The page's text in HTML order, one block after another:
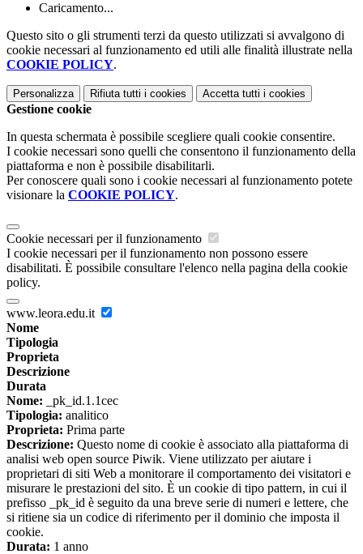
Caricamento...
Questo sito o gli strumenti terzi da questo utilizzati si avvalgono di
cookie necessari al funzionamento ed utili alle finalità illustrate nella
COOKIE POLICY.
Personalizza Rifiuta tutti i cookies Accetta tutti i cookies
Gestione cookie
In questa schermata è possibile scegliere quali cookie consentire.
I cookie necessari sono quelli che consentono il funzionamento della
piattaforma e non è possibile disabilitarli.
Per conoscere quali sono i cookie necessari al funzionamento potete
visionare la COOKIE POLICY.
Cookie necessari per il funzionamento
I cookie necessari per il funzionamento non possono essere
disabilitati. È possibile consultare l'elenco nella pagina della cookie
policy.
www.leora.edu.it
Nome
Tipologia
Proprieta
Descrizione
Durata
Nome: _pk_id.1.1cec
Tipologia: analitico
Proprieta: Prima parte
Descrizione: Questo nome di cookie è associato alla piattaforma di
analisi web open source Piwik. Viene utilizzato per aiutare i
proprietari di siti Web a monitorare il comportamento dei visitatori e
misurare le prestazioni del sito. È un cookie di tipo pattern, in cui il
prefisso _pk_id è seguito da una breve serie di numeri e lettere, che
si ritiene sia un codice di riferimento per il dominio che imposta il
cookie.
Durata: 1 anno